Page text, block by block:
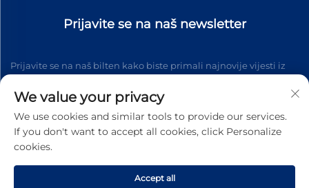
Prijavite se na naš newsletter
Prijavite se na naš bilten kako biste primali najnovije vijesti iz
Pretplati se
Autorska prava © 2025 Wenzhou Tyhe Motor Co.,ltd. Sva prava
We value your privacy
We use cookies and similar tools to provide our services.
If you don't want to accept all cookies, click Personalize
cookies.
Accept all